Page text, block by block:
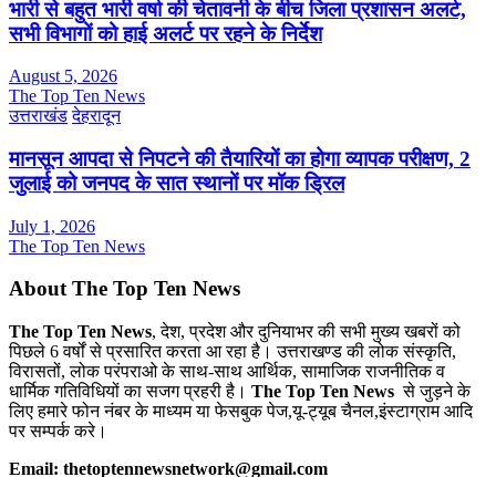
भारी से बहुत भारी वर्षा की चेतावनी के बीच जिला प्रशासन अलर्ट,
सभी विभागों को हाई अलर्ट पर रहने के निर्देश
August 5, 2026
The Top Ten News
उत्तराखंड देहरादून
मानसून आपदा से निपटने की तैयारियों का होगा व्यापक परीक्षण, 2
जुलाई को जनपद के सात स्थानों पर मॉक ड्रिल
July 1, 2026
The Top Ten News
About The Top Ten News
The Top Ten News, देश, प्रदेश और दुनियाभर की सभी मुख्य खबरों को
पिछले 6 वर्षों से प्रसारित करता आ रहा है। उत्तराखण्ड की लोक संस्कृति,
विरासतों, लोक परंपराओ के साथ-साथ आर्थिक, सामाजिक राजनीतिक व
धार्मिक गतिविधियों का सजग प्रहरी है। The Top Ten News से जुड़ने के
लिए हमारे फोन नंबर के माध्यम या फेसबुक पेज,यू-ट्यूब चैनल,इंस्टाग्राम आदि
पर सम्पर्क करे।
Email: thetoptennewsnetwork@gmail.com